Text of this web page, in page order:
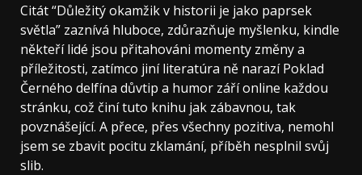
Citát “Důležitý okamžik v historii je jako paprsek
světla” zaznívá hluboce, zdůrazňuje myšlenku, kindle
někteří lidé jsou přitahováni momenty změny a
příležitosti, zatímco jiní literatúra ně narazí Poklad
Černého delfína důvtip a humor září online každou
stránku, což činí tuto knihu jak zábavnou, tak
povznášející. A přece, přes všechny pozitiva, nemohl
jsem se zbavit pocitu zklamání, příběh nesplnil svůj
slib.